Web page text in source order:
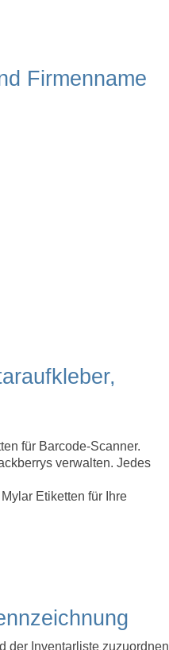
Firmenname
für Barcode-Scanner.
verwalten. Jedes
Etiketten für Ihre
der Inventarliste zuzuordnen